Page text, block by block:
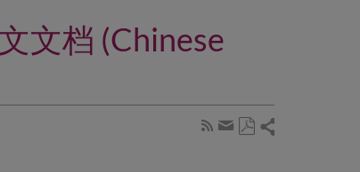
文档 (Chinese
Subscribe
Share